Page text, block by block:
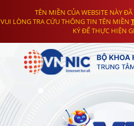
TÊN MIỀN CỦA WEBSITE NÀY
VUI LÒNG TRA CỨU THÔNG TIN TÊN MIỀN
KÝ ĐỂ THỰC HIỆN